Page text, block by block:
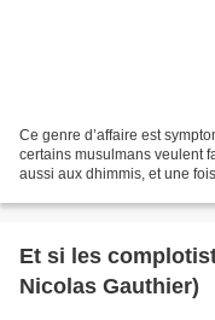
Ce genre d’affaire est
certains musulmans veulent
aussi aux dhimmis, et une
Et si les
Nicolas Gauthier)